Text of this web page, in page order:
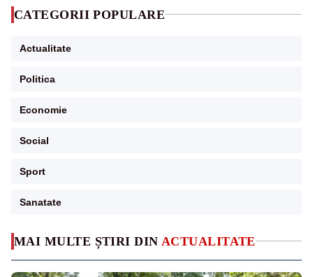
MAI MULTE ȘTIRI DIN ACTUALITATE
CATEGORII POPULARE
Actualitate
Politica
Economie
Social
Sport
Sanatate